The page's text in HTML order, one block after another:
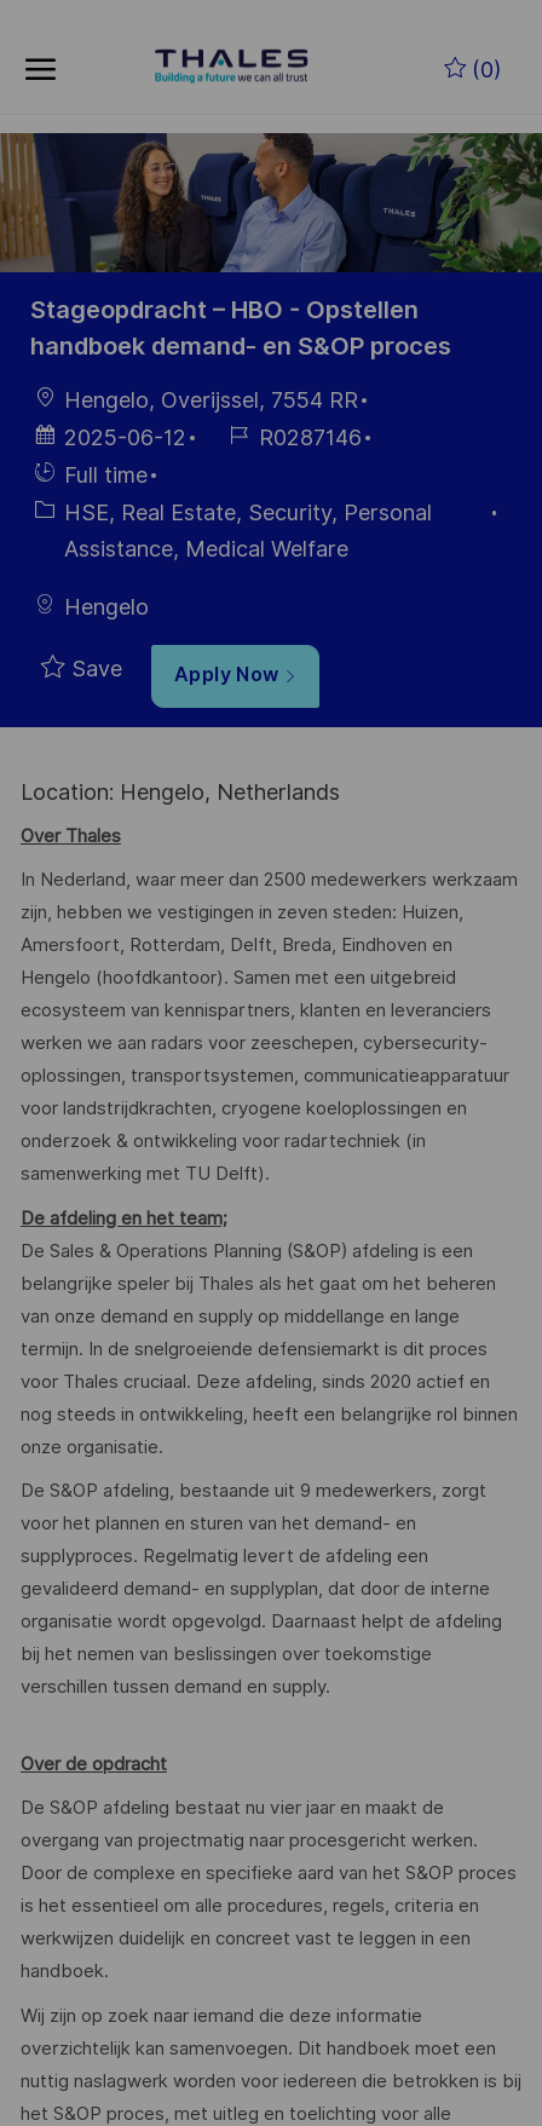
(0)
-
Stageopdracht – HBO - Opstellen
handboek demand- en S&OP proces
LocationHengelo, Overijssel, 7554 RR
Posted
Date
2025-06-12
Job R0287146
Hiring
Type
Full time
CategoryHSE, Real Estate, Security, Personal
Assistance, Medical Welfare
Hengelo
Save Apply Now
Location: Hengelo, Netherlands
Over Thales
In Nederland, waar meer dan 2500 medewerkers werkzaam
zijn, hebben we vestigingen in zeven steden: Huizen,
Amersfoort, Rotterdam, Delft, Breda, Eindhoven en
Hengelo (hoofdkantoor). Samen met een uitgebreid
ecosysteem van kennispartners, klanten en leveranciers
werken we aan radars voor zeeschepen, cybersecurity-
oplossingen, transportsystemen, communicatieapparatuur
voor landstrijdkrachten, cryogene koeloplossingen en
onderzoek & ontwikkeling voor radartechniek (in
samenwerking met TU Delft).
De afdeling en het team;
De Sales & Operations Planning (S&OP) afdeling is een
belangrijke speler bij Thales als het gaat om het beheren
van onze demand en supply op middellange en lange
termijn. In de snelgroeiende defensiemarkt is dit proces
voor Thales cruciaal. Deze afdeling, sinds 2020 actief en
nog steeds in ontwikkeling, heeft een belangrijke rol binnen
onze organisatie.
De S&OP afdeling, bestaande uit 9 medewerkers, zorgt
voor het plannen en sturen van het demand- en
supplyproces. Regelmatig levert de afdeling een
gevalideerd demand- en supplyplan, dat door de interne
organisatie wordt opgevolgd. Daarnaast helpt de afdeling
bij het nemen van beslissingen over toekomstige
verschillen tussen demand en supply.
Over de opdracht
De S&OP afdeling bestaat nu vier jaar en maakt de
overgang van projectmatig naar procesgericht werken.
Door de complexe en specifieke aard van het S&OP proces
is het essentieel om alle procedures, regels, criteria en
werkwijzen duidelijk en concreet vast te leggen in een
handboek.
Wij zijn op zoek naar iemand die deze informatie
overzichtelijk kan samenvoegen. Dit handboek moet een
nuttig naslagwerk worden voor iedereen die betrokken is bij
het S&OP proces, met uitleg en toelichting voor alle